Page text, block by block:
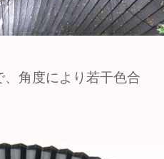
角度により若干色合